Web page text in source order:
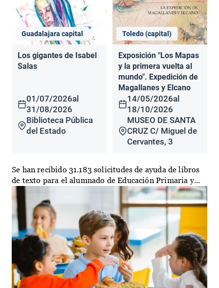
Guadalajara capital
Los gigantes de Isabel
Salas
01/07/2026al
31/08/2026
Biblioteca Pública
del Estado
Toledo (capital)
Exposición "Los Mapas
y la primera vuelta al
mundo". Expedición de
Magallanes y Elcano
14/05/2026al
18/10/2026
MUSEO DE SANTA
CRUZ C/ Miguel de
Cervantes, 3
Se han recibido 31.183 solicitudes de ayuda de libros
de texto para el alumnado de Educación Primaria y...